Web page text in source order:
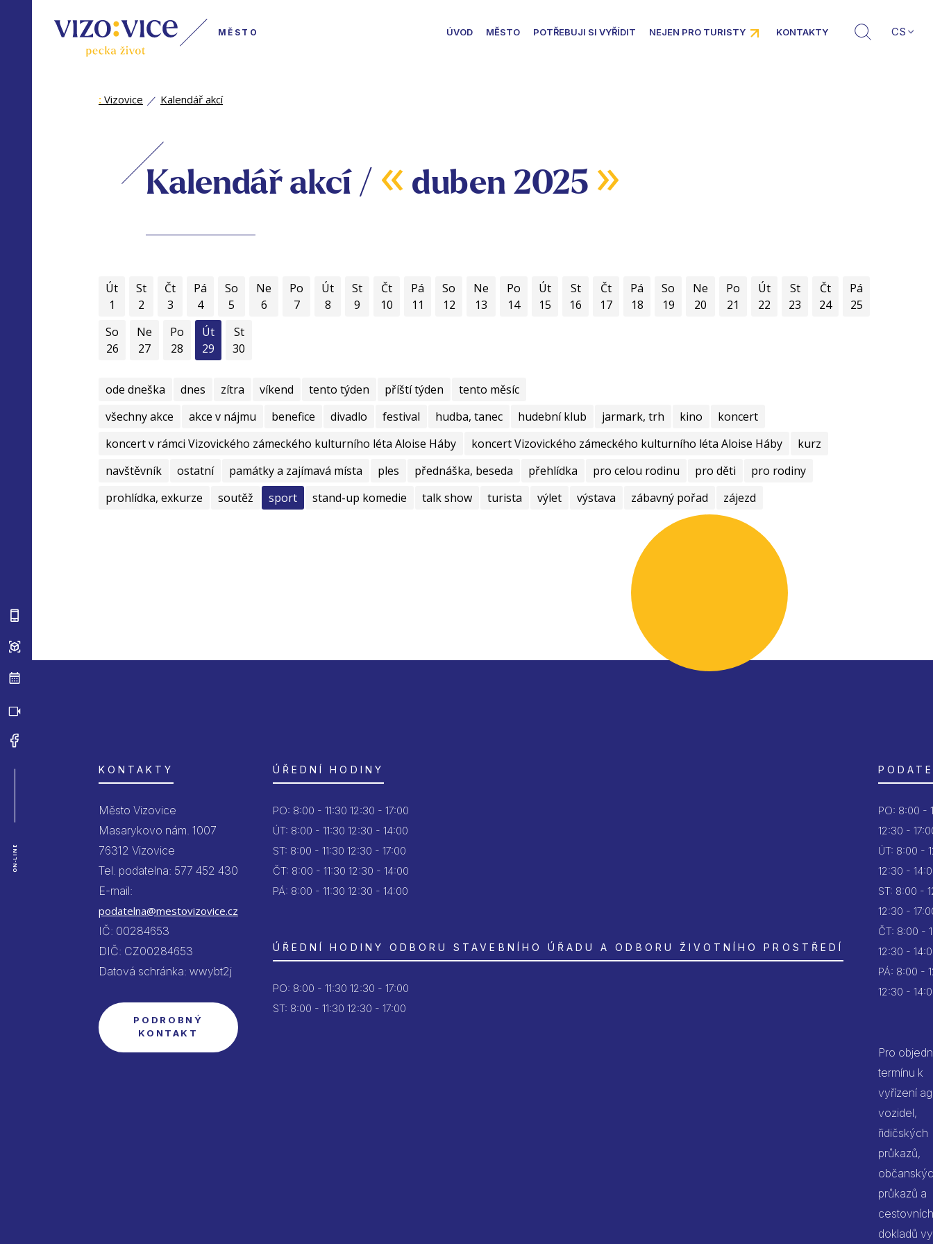
MĚSTO ÚVOD MĚSTO POTŘEBUJI SI VYŘÍDIT NEJEN PRO TURISTY KONTAKTY CS
ON-LINE
: Vizovice Kalendář akcí
Kalendář akcí / « duben 2025 »
Út
1
St
2
Čt
3
Pá
4
So
5
Ne
6
Po
7
Út
8
St
9
Čt
10
Pá
11
So
12
Ne
13
Po
14
Út
15
St
16
Čt
17
Pá
18
So
19
Ne
20
Po
21
Út
22
St
23
Čt
24
Pá
25
So
26
Ne
27
Po
28
Út
29
St
30
ode dneška dnes zítra víkend tento týden příští týden
tento měsíc
všechny akce
akce v nájmu benefice divadlo festival hudba, tanec hudební klub jarmark, trh kino
koncert
koncert v rámci Vizovického zámeckého kulturního léta Aloise Háby
koncert Vizovického zámeckého kulturního léta Aloise Háby
kurz
navštěvník
ostatní památky a zajímavá místa ples přednáška, beseda přehlídka pro celou rodinu pro děti
pro rodiny
prohlídka, exkurze
soutěž sport stand-up komedie talk show turista výlet výstava zábavný pořad zájezd
KONTAKTY
Město Vizovice
Masarykovo nám. 1007
76312 Vizovice
Tel. podatelna: 577 452 430
E-mail:
podatelna@mestovizovice.cz
IČ: 00284653
DIČ: CZ00284653
Datová schránka: wwybt2j
PODROBNÝ
KONTAKT
ÚŘEDNÍ HODINY
PO: 8:00 - 11:30 12:30 - 17:00
ÚT: 8:00 - 11:30 12:30 - 14:00
ST: 8:00 - 11:30 12:30 - 17:00
ČT: 8:00 - 11:30 12:30 - 14:00
PÁ: 8:00 - 11:30 12:30 - 14:00
ÚŘEDNÍ HODINY ODBORU STAVEBNÍHO ÚŘADU A ODBORU ŽIVOTNÍHO PROSTŘEDÍ
PO: 8:00 - 11:30 12:30 - 17:00
ST: 8:00 - 11:30 12:30 - 17:00
PO: 8:00 -
12:30 -
ÚT: 8:00 -
12:30 -
ST: 8:00 -
12:30 -
ČT: 8:00 -
12:30 -
PÁ: 8:00 -
12:30 -
Pro
termínu k
vyřízení
vozidel,
řidičských
průkazů,
průkazů a
cestovních
dokladů